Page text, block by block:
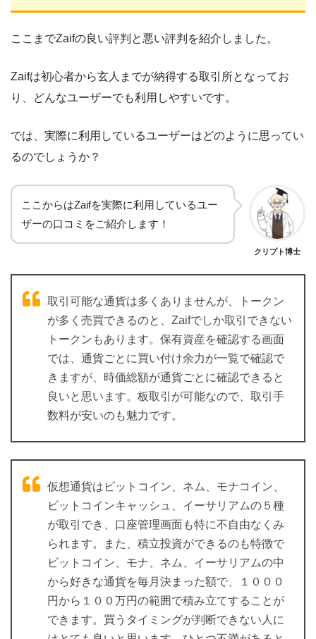
ここまでZaifの良い評判と悪い評判を紹介しました。
Zaifは初心者から玄人までが納得する取引所となってお
り、どんなユーザーでも利用しやすいです。
では、実際に利用しているユーザーはどのように思ってい
るのでしょうか？
ここからはZaifを実際に利用しているユー
ザーの口コミをご紹介します！
クリプト博士
取引可能な通貨は多くありませんが、トークン
が多く売買できるのと、Zaifでしか取引できない
トークンもあります。保有資産を確認する画面
では、通貨ごとに買い付け余力が一覧で確認で
きますが、時価総額が通貨ごとに確認できると
良いと思います。板取引が可能なので、取引手
数料が安いのも魅力です。
仮想通貨はビットコイン、ネム、モナコイン、
ビットコインキャッシュ、イーサリアムの５種
が取引でき、口座管理画面も特に不自由なくみ
られます。また、積立投資ができるのも特徴で
ビットコイン、モナ、ネム、イーサリアムの中
から好きな通貨を毎月決まった額で、１０００
円から１００万円の範囲で積み立てすることが
できます。買うタイミングが判断できない人に